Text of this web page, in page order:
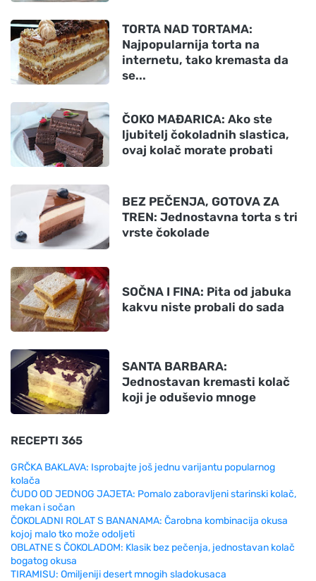
TORTA NAD TORTAMA:
Najpopularnija torta na
internetu, tako kremasta da
se...
ČOKO MAĐARICA: Ako ste
ljubitelj čokoladnih slastica,
ovaj kolač morate probati
BEZ PEČENJA, GOTOVA ZA
TREN: Jednostavna torta s tri
vrste čokolade
SOČNA I FINA: Pita od jabuka
kakvu niste probali do sada
SANTA BARBARA:
Jednostavan kremasti kolač
koji je oduševio mnoge
RECEPTI 365
GRČKA BAKLAVA: Isprobajte još jednu varijantu popularnog
kolača
ČUDO OD JEDNOG JAJETA: Pomalo zaboravljeni starinski kolač,
mekan i sočan
ČOKOLADNI ROLAT S BANANAMA: Čarobna kombinacija okusa
kojoj malo tko može odoljeti
OBLATNE S ČOKOLADOM: Klasik bez pečenja, jednostavan kolač
bogatog okusa
TIRAMISU: Omiljeniji desert mnogih sladokusaca